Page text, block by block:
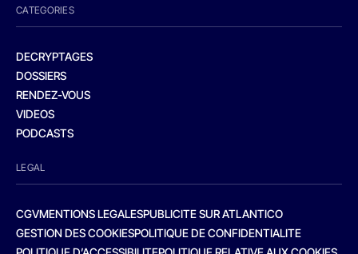
CATEGORIES
DECRYPTAGES
DOSSIERS
RENDEZ-VOUS
VIDEOS
PODCASTS
LEGAL
CGVMENTIONS LEGALESPUBLICITE SUR ATLANTICO
GESTION DES COOKIESPOLITIQUE DE CONFIDENTIALITE